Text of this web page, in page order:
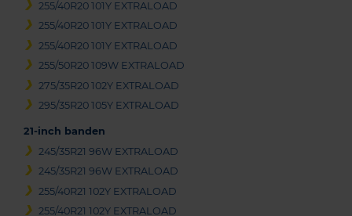
255/40R20 101Y EXTRALOAD
255/40R20 101Y EXTRALOAD
255/40R20 101Y EXTRALOAD
255/50R20 109W EXTRALOAD
275/35R20 102Y EXTRALOAD
295/35R20 105Y EXTRALOAD
21-inch banden
245/35R21 96W EXTRALOAD
245/35R21 96W EXTRALOAD
255/40R21 102Y EXTRALOAD
255/40R21 102Y EXTRALOAD